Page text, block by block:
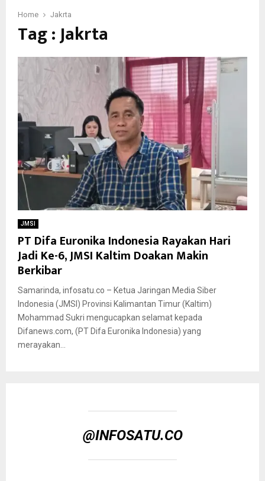
Home Jakrta
Tag : Jakrta
JMSI
PT Difa Euronika Indonesia Rayakan Hari
Jadi Ke-6, JMSI Kaltim Doakan Makin
Berkibar
Samarinda, infosatu.co – Ketua Jaringan Media Siber
Indonesia (JMSI) Provinsi Kalimantan Timur (Kaltim)
Mohammad Sukri mengucapkan selamat kepada
Difanews.com, (PT Difa Euronika Indonesia) yang
merayakan...
@INFOSATU.CO